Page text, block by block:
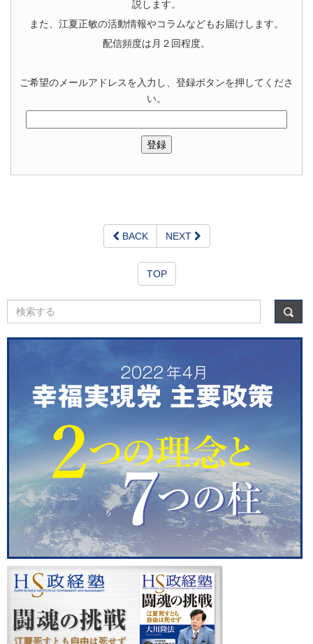
説します。
また、江夏正敏の活動情報やコラムなどもお届けします。
配信頻度は月２回程度。
ご希望のメールアドレスを入力し、登録ボタンを押してくださ
い。
BACK NEXT
TOP